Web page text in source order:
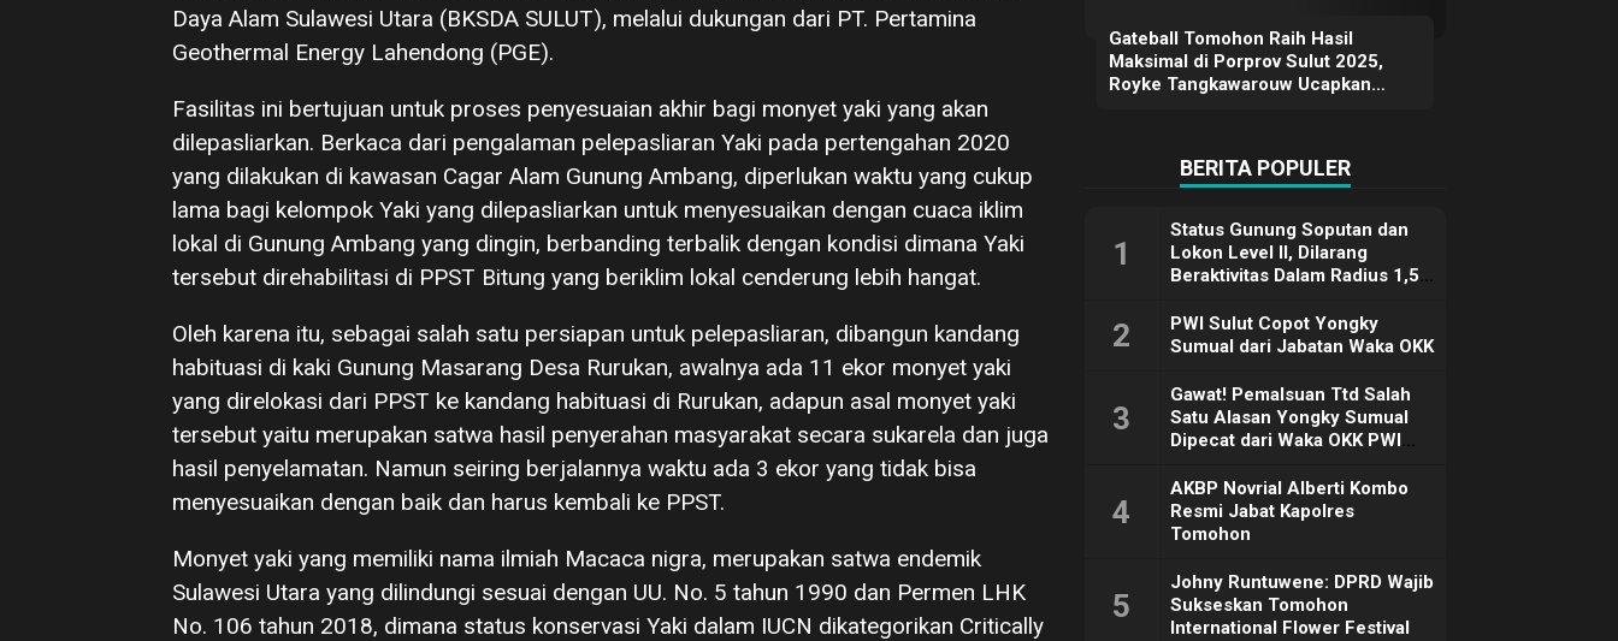
Daya Alam Sulawesi Utara (BKSDA SULUT), melalui dukungan dari PT. Pertamina
Geothermal Energy Lahendong (PGE).
Fasilitas ini bertujuan untuk proses penyesuaian akhir bagi monyet yaki yang akan
dilepasliarkan. Berkaca dari pengalaman pelepasliaran Yaki pada pertengahan 2020
yang dilakukan di kawasan Cagar Alam Gunung Ambang, diperlukan waktu yang cukup
lama bagi kelompok Yaki yang dilepasliarkan untuk menyesuaikan dengan cuaca iklim
lokal di Gunung Ambang yang dingin, berbanding terbalik dengan kondisi dimana Yaki
tersebut direhabilitasi di PPST Bitung yang beriklim lokal cenderung lebih hangat.
Oleh karena itu, sebagai salah satu persiapan untuk pelepasliaran, dibangun kandang
habituasi di kaki Gunung Masarang Desa Rurukan, awalnya ada 11 ekor monyet yaki
yang direlokasi dari PPST ke kandang habituasi di Rurukan, adapun asal monyet yaki
tersebut yaitu merupakan satwa hasil penyerahan masyarakat secara sukarela dan juga
hasil penyelamatan. Namun seiring berjalannya waktu ada 3 ekor yang tidak bisa
menyesuaikan dengan baik dan harus kembali ke PPST.
Monyet yaki yang memiliki nama ilmiah Macaca nigra, merupakan satwa endemik
Sulawesi Utara yang dilindungi sesuai dengan UU. No. 5 tahun 1990 dan Permen LHK
No. 106 tahun 2018, dimana status konservasi Yaki dalam IUCN dikategorikan Critically
Gateball Tomohon Raih Hasil
Maksimal di Porprov Sulut 2025,
Royke Tangkawarouw Ucapkan
BERITA POPULER
1
Status Gunung Soputan dan
Lokon Level II, Dilarang
Beraktivitas Dalam Radius 1,5
2
PWI Sulut Copot Yongky
Sumual dari Jabatan Waka OKK
3
Gawat! Pemalsuan Ttd Salah
Satu Alasan Yongky Sumual
Dipecat dari Waka OKK PWI
4
AKBP Novrial Alberti Kombo
Resmi Jabat Kapolres
Tomohon
5
Johny Runtuwene: DPRD Wajib
Sukseskan Tomohon
International Flower Festival